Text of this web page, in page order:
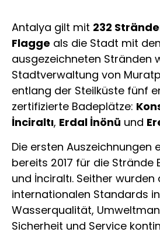
Antalya gilt mit 232
Flagge als die Stadt mit
ausgezeichneten Stränden
Stadtverwaltung von
entlang der Steilküste fünf
zertifizierte Badeplätze:
İnciraltı, Erdal İnönü und
Die ersten Auszeichnungen
bereits 2017 für die Strände
und İnciraltı. Seither wurden
internationalen Standards
Wasserqualität,
Sicherheit und Service